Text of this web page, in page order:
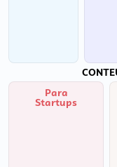
Para
Startups